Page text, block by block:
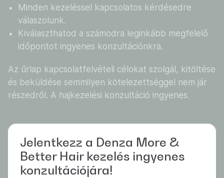
Minden kezeléssel kapcsolatos kérdésedre
válaszolunk.
Kiválaszthatod a számodra leginkább megfelelő
időpontot ingyenes konzultációnkra.
Az űrlap kapcsolatfelvételi célokat szolgál, kitöltése
és beküldése semmilyen kötelezettséggel nem jár
részedről. A hajkezelési konzultáció ingyenes.
Jelentkezz a Denza More &
Better Hair kezelés ingyenes
konzultációjára!